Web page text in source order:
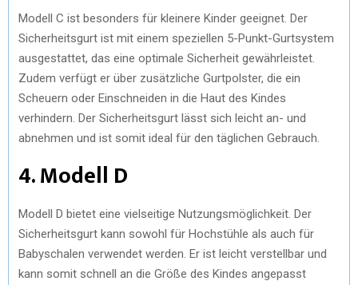
Modell C ist besonders für kleinere Kinder geeignet. Der
Sicherheitsgurt ist mit einem speziellen 5-Punkt-Gurtsystem
ausgestattet, das eine optimale Sicherheit gewährleistet.
Zudem verfügt er über zusätzliche Gurtpolster, die ein
Scheuern oder Einschneiden in die Haut des Kindes
verhindern. Der Sicherheitsgurt lässt sich leicht an- und
abnehmen und ist somit ideal für den täglichen Gebrauch.
4. Modell D
Modell D bietet eine vielseitige Nutzungsmöglichkeit. Der
Sicherheitsgurt kann sowohl für Hochstühle als auch für
Babyschalen verwendet werden. Er ist leicht verstellbar und
kann somit schnell an die Größe des Kindes angepasst